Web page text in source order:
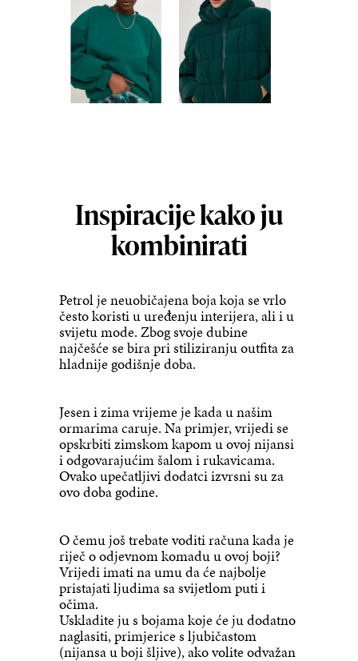
Inspiracije kako ju
kombinirati
Petrol je neuobičajena boja koja se vrlo
često koristi u uređenju interijera, ali i u
svijetu mode. Zbog svoje dubine
najčešće se bira pri stiliziranju outfita za
hladnije godišnje doba.
Jesen i zima vrijeme je kada u našim
ormarima caruje. Na primjer, vrijedi se
opskrbiti zimskom kapom u ovoj nijansi
i odgovarajućim šalom i rukavicama.
Ovako upečatljivi dodatci izvrsni su za
ovo doba godine.
O čemu još trebate voditi računa kada je
riječ o odjevnom komadu u ovoj boji?
Vrijedi imati na umu da će najbolje
pristajati ljudima sa svijetlom puti i
očima.
Uskladite ju s bojama koje će ju dodatno
naglasiti, primjerice s ljubičastom
(nijansa u boji šljive), ako volite odvažan